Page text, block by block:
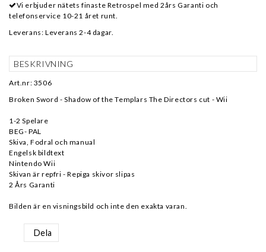
Vi erbjuder nätets finaste Retrospel med 2års Garanti och
telefonservice 10-21 året runt.
Leverans: Leverans 2-4 dagar.
BESKRIVNING
Art.nr: 3506
Broken Sword - Shadow of the Templars The Directors cut - Wii
1-2 Spelare
BEG- PAL
Skiva, Fodral och manual
Engelsk bildtext
Nintendo Wii
Skivan är repfri - Repiga skivor slipas
2 Års Garanti
Dela